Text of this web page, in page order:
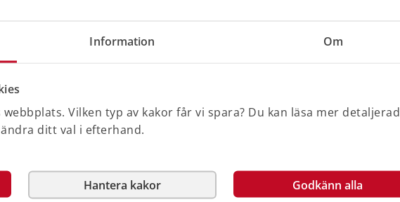
Information Om
Vilken typ av kakor får vi spara? Du kan läsa mer detaljerad
ditt val i efterhand.
Hantera kakor Godkänn alla
om det framkommer
är det, enligt regeringen,
in i det beslut som meddelas
för återkallelse
som ska visa att de
finns (proposition